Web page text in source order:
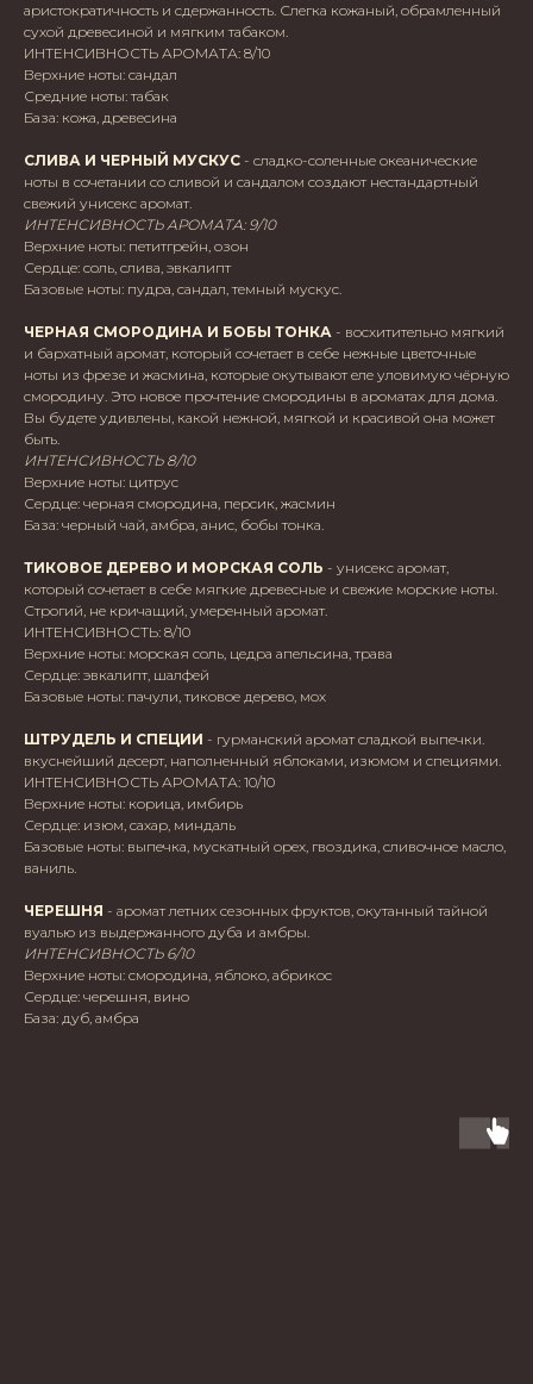
аристократичность и сдержанность. Слегка кожаный, обрамленный
сухой древесиной и мягким табаком.
ИНТЕНСИВНОСТЬ АРОМАТА: 8/10
Верхние ноты: сандал
Средние ноты: табак
База: кожа, древесина
СЛИВА И ЧЕРНЫЙ МУСКУС - сладко-соленные океанические
ноты в сочетании со сливой и сандалом создают нестандартный
свежий унисекс аромат.
ИНТЕНСИВНОСТЬ АРОМАТА: 9/10
Верхние ноты: петитгрейн, озон
Сердце: соль, слива, эвкалипт
Базовые ноты: пудра, сандал, темный мускус.
ЧЕРНАЯ СМОРОДИНА И БОБЫ ТОНКА - восхитительно мягкий
и бархатный аромат, который сочетает в себе нежные цветочные
ноты из фрезе и жасмина, которые окутывают еле уловимую чёрную
смородину. Это новое прочтение смородины в ароматах для дома.
Вы будете удивлены, какой нежной, мягкой и красивой она может
быть.
ИНТЕНСИВНОСТЬ 8/10
Верхние ноты: цитрус
Сердце: черная смородина, персик, жасмин
База: черный чай, амбра, анис, бобы тонка.
ТИКОВОЕ ДЕРЕВО И МОРСКАЯ СОЛЬ - унисекс аромат,
который сочетает в себе мягкие древесные и свежие морские ноты.
Строгий, не кричащий, умеренный аромат.
ИНТЕНСИВНОСТЬ: 8/10
Верхние ноты: морская соль, цедра апельсина, трава
Сердце: эвкалипт, шалфей
Базовые ноты: пачули, тиковое дерево, мох
ШТРУДЕЛЬ И СПЕЦИИ - гурманский аромат сладкой выпечки.
вкуснейший десерт, наполненный яблоками, изюмом и специями.
ИНТЕНСИВНОСТЬ АРОМАТА: 10/10
Верхние ноты: корица, имбирь
Сердце: изюм, сахар, миндаль
Базовые ноты: выпечка, мускатный орех, гвоздика, сливочное масло,
ваниль.
ЧЕРЕШНЯ - аромат летних сезонных фруктов, окутанный тайной
вуалью из выдержанного дуба и амбры.
ИНТЕНСИВНОСТЬ 6/10
Верхние ноты: смородина, яблоко, абрикос
Сердце: черешня, вино
База: дуб, амбра